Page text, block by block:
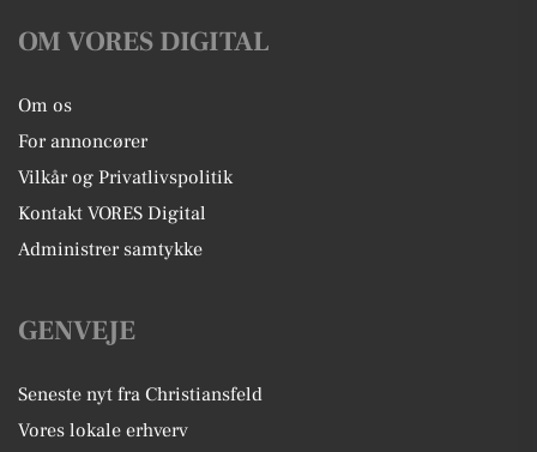
OM VORES DIGITAL
Om os
For annoncører
Vilkår og Privatlivspolitik
Kontakt VORES Digital
Administrer samtykke
GENVEJE
Seneste nyt fra Christiansfeld
Vores lokale erhverv